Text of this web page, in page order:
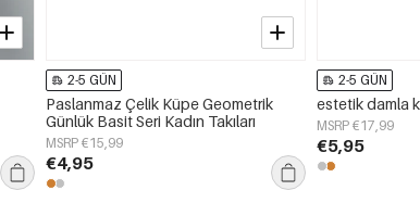
2-5 GÜN
Paslanmaz Çelik Küpe Geometrik
Günlük Basit Seri Kadın Takıları
MSRP €15,99
€4,95
2-5 GÜN
estetik damla
MSRP €17,99
€5,95